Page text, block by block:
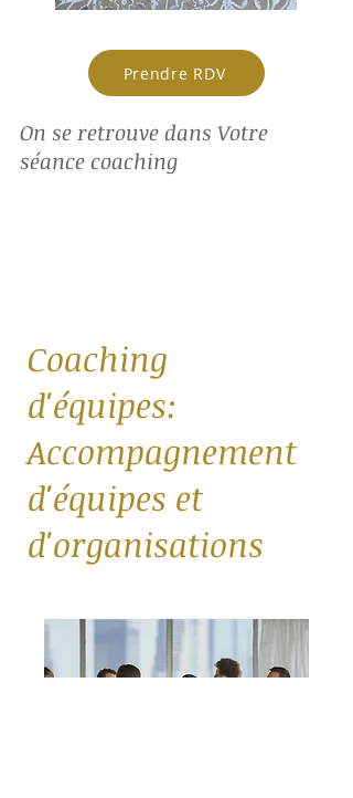
Prendre RDV
On se retrouve dans Votre
séance coaching
Coaching
d'équipes:
Accompagnement
d'équipes et
d'organisations